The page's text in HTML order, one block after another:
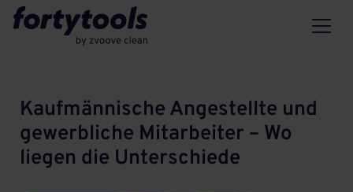
Kaufmännische Angestellte und
gewerbliche Mitarbeiter – Wo
liegen die Unterschiede